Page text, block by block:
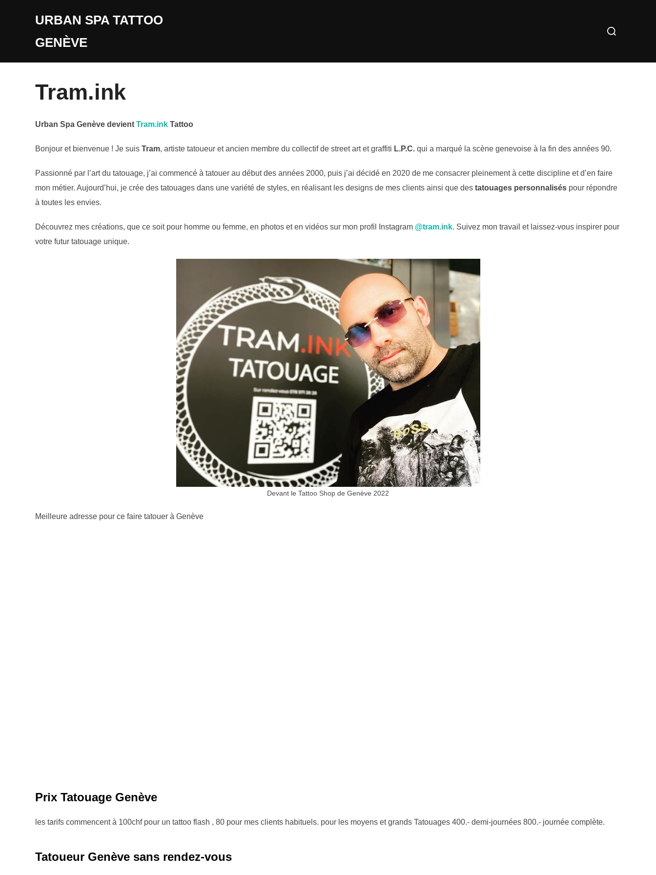
URBAN SPA TATTOO
GENÈVE
Rechercher :
Tram.ink
Urban Spa Genève devient Tram.ink Tattoo
Bonjour et bienvenue ! Je suis Tram, artiste tatoueur et ancien membre du collectif de street art et graffiti L.P.C. qui a marqué la scène genevoise à la fin des années 90.
Passionné par l’art du tatouage, j’ai commencé à tatouer au début des années 2000, puis j’ai décidé en 2020 de me consacrer pleinement à cette discipline et d’en faire
mon métier. Aujourd’hui, je crée des tatouages dans une variété de styles, en réalisant les designs de mes clients ainsi que des tatouages personnalisés pour répondre
à toutes les envies.
Découvrez mes créations, que ce soit pour homme ou femme, en photos et en vidéos sur mon profil Instagram @tram.ink. Suivez mon travail et laissez-vous inspirer pour
votre futur tatouage unique.
Devant le Tattoo Shop de Genève 2022
Meilleure adresse pour ce faire tatouer à Genève
Prix Tatouage Genève
les tarifs commencent à 100chf pour un tattoo flash , 80 pour mes clients habituels. pour les moyens et grands Tatouages 400.- demi-journées 800.- journée complète.
Tatoueur Genève sans rendez-vous